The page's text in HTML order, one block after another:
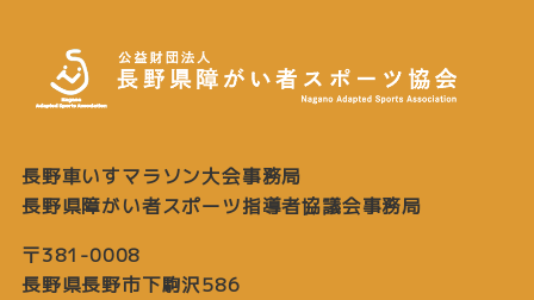
長野車いすマラソン大会事務局
長野県障がい者スポーツ指導者協議会事務局
〒381-0008
長野県長野市下駒沢586